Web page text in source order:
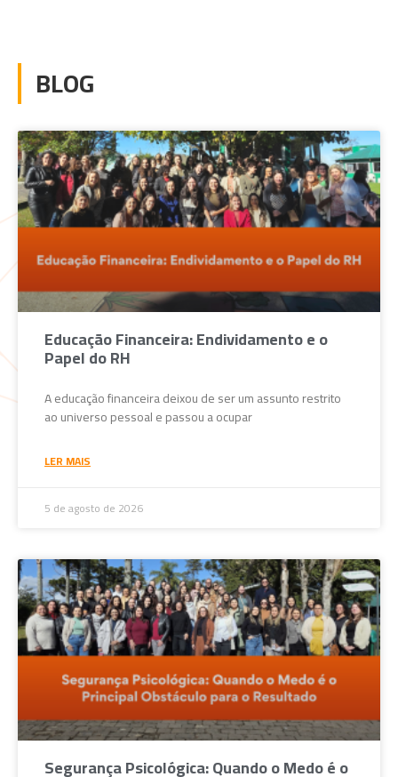
BLOG
Educação Financeira: Endividamento e o
Papel do RH
A educação financeira deixou de ser um assunto restrito
ao universo pessoal e passou a ocupar
LER MAIS
5 de agosto de 2026
Segurança Psicológica: Quando o Medo é o